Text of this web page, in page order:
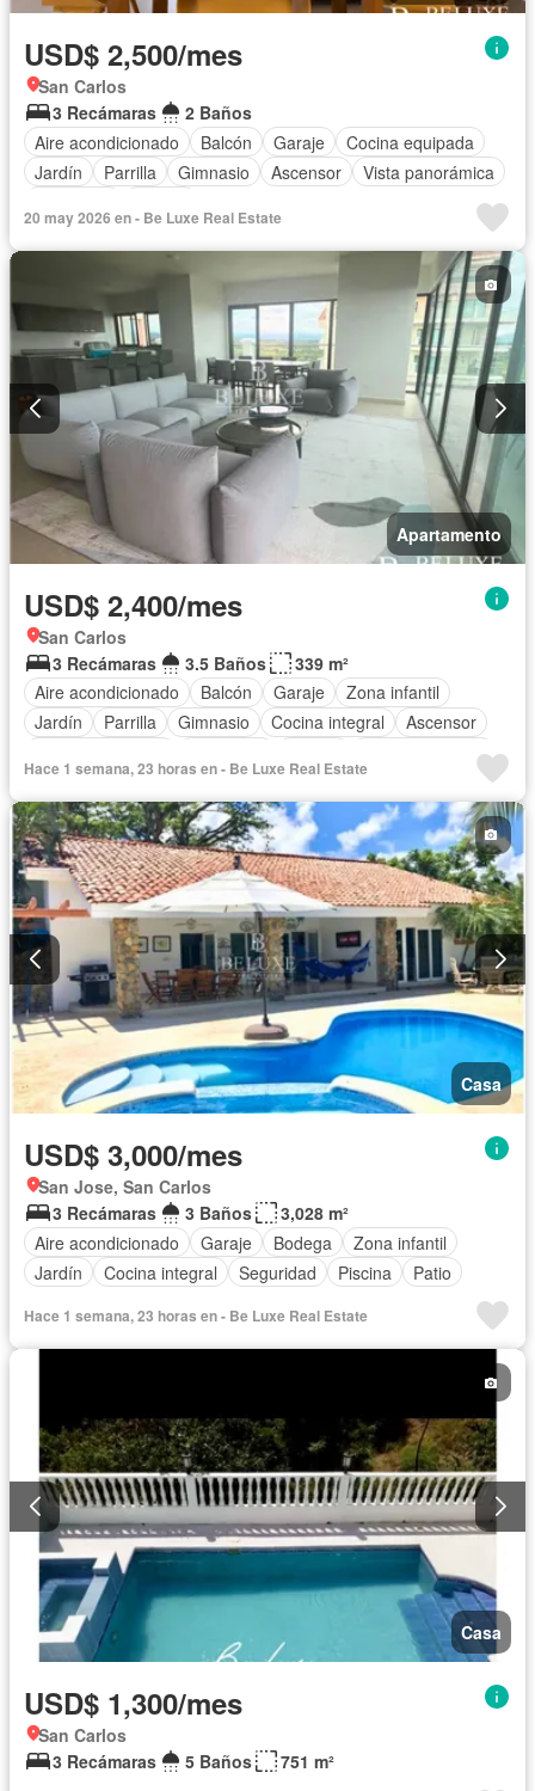
USD$ 2,500/mes
San Carlos
3 Recámaras
2 Baños
Aire acondicionado
Balcón Garaje
Cocina equipada
Jardín
Parrilla Gimnasio Ascensor
Vista panorámica
20 may 2026 en - Be Luxe Real Estate
Apartamento
USD$ 2,400/mes
San Carlos
3 Recámaras
3.5 Baños
339 m²
Aire acondicionado
Balcón Garaje
Zona infantil
Jardín
Parrilla Gimnasio Cocina integral
Ascensor
Cancha de tenis
Hace 1 semana, 23 horas en - Be Luxe Real Estate
Casa
USD$ 3,000/mes
San Jose, San Carlos
3 Recámaras
3 Baños
3,028 m²
Aire acondicionado
Garaje Bodega
Zona infantil
Jardín
Cocina integral Seguridad Piscina Patio
Hace 1 semana, 23 horas en - Be Luxe Real Estate
Casa
USD$ 1,300/mes
San Carlos
3 Recámaras
5 Baños 751 m²